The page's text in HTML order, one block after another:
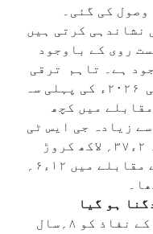
وصول کی گئی۔
نشاندہی کرتی ہیں
روی کے باوجود
ہے۔ تاہم ترقی
کی رفتار رواں مالی سال یعنی ۲۰۲۶ء کی پہلی سہ
کے مقابلے میں کچھ
زیادہ جی ایس ٹی
وصولیاں درج کی گئی تھیں ۔ یہ ۲ء۳۷؍ لاکھ کروڑ
جولائی میں ملک میں جی ایس ٹی کے نفاذ کو ۸؍سال